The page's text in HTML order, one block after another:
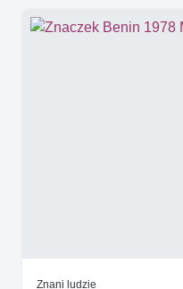
Znani ludzie